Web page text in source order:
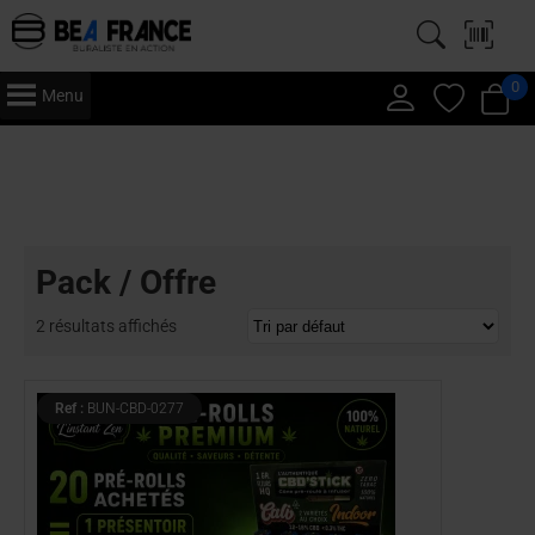
Menu 0
Pack / Offre
2 résultats affichés
Ref : BUN-CBD-0277